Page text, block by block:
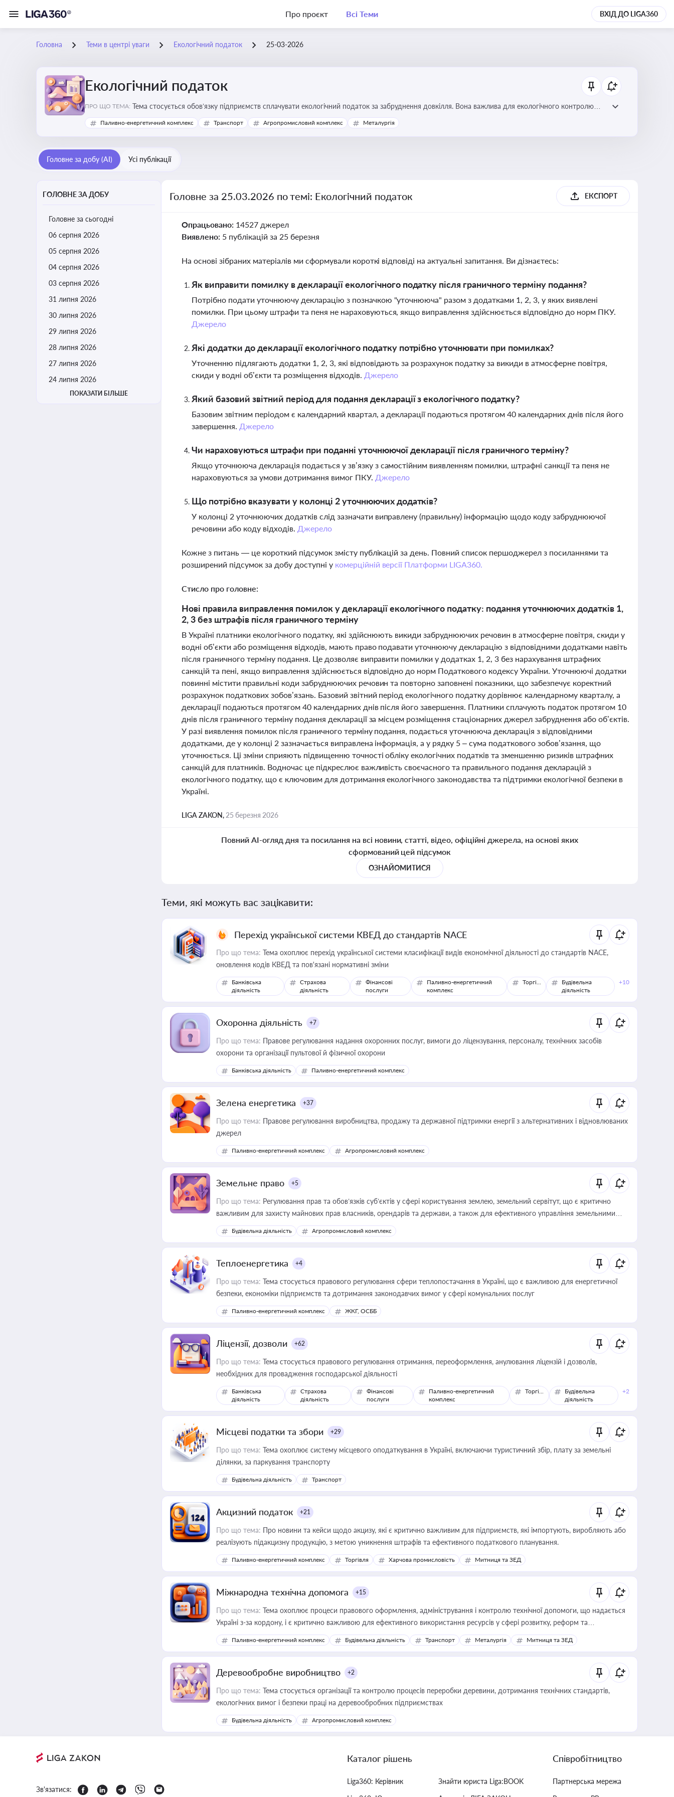
Про проєкт Всі Теми ВХІД ДО LIGA360
Головна Теми в центрі уваги Екологічний податок 25-03-2026
Екологічний податок
ПРО ЩО ТЕМА: Тема стосується обов’язку підприємств сплачувати екологічний податок за забруднення довкілля. Вона важлива для екологічного контролю
бізнесу, формування фінансової звітності та дотримання природоохоронного законодавства
Паливно-енергетичний комплекс Транспорт Агропромисловий комплекс Металургія
Головне за добу (AI) Усі публікації
ГОЛОВНЕ ЗА ДОБУ
Головне за сьогодні
06 серпня 2026
05 серпня 2026
04 серпня 2026
03 серпня 2026
31 липня 2026
30 липня 2026
29 липня 2026
28 липня 2026
27 липня 2026
24 липня 2026
ПОКАЗАТИ БІЛЬШЕ
Головне за 25.03.2026 по темі: Екологічний податок ЕКСПОРТ
Опрацьовано: 14527 джерел
Виявлено: 5 публікацій за 25 березня
На основі зібраних матеріалів ми сформували короткі відповіді на актуальні запитання. Ви дізнаєтесь:
Як виправити помилку в декларації екологічного податку після граничного терміну подання?
Потрібно подати уточнюючу декларацію з позначкою "уточнююча" разом з додатками 1, 2, 3, у яких виявлені
помилки. При цьому штрафи та пеня не нараховуються, якщо виправлення здійснюється відповідно до норм ПКУ.
Джерело
Які додатки до декларації екологічного податку потрібно уточнювати при помилках?
Уточненню підлягають додатки 1, 2, 3, які відповідають за розрахунок податку за викиди в атмосферне повітря,
скиди у водні об’єкти та розміщення відходів. Джерело
Який базовий звітний період для подання декларації з екологічного податку?
Базовим звітним періодом є календарний квартал, а декларації подаються протягом 40 календарних днів після його
завершення. Джерело
Чи нараховуються штрафи при поданні уточнюючої декларації після граничного терміну?
Якщо уточнююча декларація подається у зв’язку з самостійним виявленням помилки, штрафні санкції та пеня не
нараховуються за умови дотримання вимог ПКУ. Джерело
Що потрібно вказувати у колонці 2 уточнюючих додатків?
У колонці 2 уточнюючих додатків слід зазначати виправлену (правильну) інформацію щодо коду забруднюючої
речовини або коду відходів. Джерело
Кожне з питань — це короткий підсумок змісту публікацій за день. Повний список першоджерел з посиланнями та
розширений підсумок за добу доступні у комерційній версії Платформи LIGA360.
Стисло про головне:
Нові правила виправлення помилок у декларації екологічного податку: подання уточнюючих додатків 1,
2, 3 без штрафів після граничного терміну
В Україні платники екологічного податку, які здійснюють викиди забруднюючих речовин в атмосферне повітря, скиди у
водні об’єкти або розміщення відходів, мають право подавати уточнюючу декларацію з відповідними додатками навіть
після граничного терміну подання. Це дозволяє виправити помилки у додатках 1, 2, 3 без нарахування штрафних
санкцій та пені, якщо виправлення здійснюється відповідно до норм Податкового кодексу України. Уточнюючі додатки
повинні містити правильні коди забруднюючих речовин та повторно заповнені показники, що забезпечує коректний
розрахунок податкових зобов’язань. Базовий звітний період екологічного податку дорівнює календарному кварталу, а
декларації подаються протягом 40 календарних днів після його завершення. Платники сплачують податок протягом 10
днів після граничного терміну подання декларації за місцем розміщення стаціонарних джерел забруднення або об’єктів.
У разі виявлення помилок після граничного терміну подання, подається уточнююча декларація з відповідними
додатками, де у колонці 2 зазначається виправлена інформація, а у рядку 5 – сума податкового зобов’язання, що
уточнюється. Ці зміни сприяють підвищенню точності обліку екологічних податків та зменшенню ризиків штрафних
санкцій для платників. Водночас це підкреслює важливість своєчасного та правильного подання декларацій з
екологічного податку, що є ключовим для дотримання екологічного законодавства та підтримки екологічної безпеки в
Україні.
LIGA ZAKON, 25 березня 2026
Повний AI-огляд дня та посилання на всі новини, статті, відео, офіційні джерела, на основі яких
сформований цей підсумок
ОЗНАЙОМИТИСЯ
Теми, які можуть вас зацікавити:
Перехід української системи КВЕД до стандартів NACE
Про що тема: Тема охоплює перехід української системи класифікації видів економічної діяльності до стандартів NACE,
оновлення кодів КВЕД та пов'язані нормативні зміни
Банківська
діяльність
Страхова
діяльність
Фінансові
послуги
Паливно-енергетичний
комплекс
Торгівля
Будівельна
діяльність
+10
Охоронна діяльність +7
Про що тема: Правове регулювання надання охоронних послуг, вимоги до ліцензування, персоналу, технічних засобів
охорони та організації пультової й фізичної охорони
Банківська діяльність Паливно-енергетичний комплекс
Зелена енергетика +37
Про що тема: Правове регулювання виробництва, продажу та державної підтримки енергії з альтернативних і відновлюваних
джерел
Паливно-енергетичний комплекс Агропромисловий комплекс
Земельне право +5
Про що тема: Регулювання прав та обов’язків суб’єктів у сфері користування землею, земельний сервітут, що є критично
важливим для захисту майнових прав власників, орендарів та держави, а також для ефективного управління земельними
ресурсами
Будівельна діяльність Агропромисловий комплекс
Теплоенергетика +4
Про що тема: Тема стосується правового регулювання сфери теплопостачання в Україні, що є важливою для енергетичної
безпеки, економіки підприємств та дотримання законодавчих вимог у сфері комунальних послуг
Паливно-енергетичний комплекс ЖКГ, ОСББ
Ліцензії, дозволи +62
Про що тема: Тема стосується правового регулювання отримання, переоформлення, анулювання ліцензій і дозволів,
необхідних для провадження господарської діяльності
Банківська
діяльність
Страхова
діяльність
Фінансові
послуги
Паливно-енергетичний
комплекс
Торгівля
Будівельна
діяльність
+2
Місцеві податки та збори +29
Про що тема: Тема охоплює систему місцевого оподаткування в Україні, включаючи туристичний збір, плату за земельні
ділянки, за паркування транспорту
Будівельна діяльність Транспорт
Акцизний податок +21
Про що тема: Про новини та кейси щодо акцизу, які є критично важливим для підприємств, які імпортують, виробляють або
реалізують підакцизну продукцію, з метою уникнення штрафів та ефективного податкового планування.
Паливно-енергетичний комплекс Торгівля Харчова промисловість Митниця та ЗЕД
Міжнародна технічна допомога +15
Про що тема: Тема охоплює процеси правового оформлення, адміністрування і контролю технічної допомоги, що надається
Україні з-за кордону, і є критично важливою для ефективного використання ресурсів у сфері розвитку, реформ та
інфраструктурних проєктів
Паливно-енергетичний комплекс Будівельна діяльність Транспорт Металургія Митниця та ЗЕД
Деревообробне виробництво +2
Про що тема: Тема стосується організації та контролю процесів переробки деревини, дотримання технічних стандартів,
екологічних вимог і безпеки праці на деревообробних підприємствах
Будівельна діяльність Агропромисловий комплекс
Зв'язатися:
Каталог рішень
Liga360: Керівник
Знайти юриста Liga:BOOK
Співробітництво
Партнерська мережа